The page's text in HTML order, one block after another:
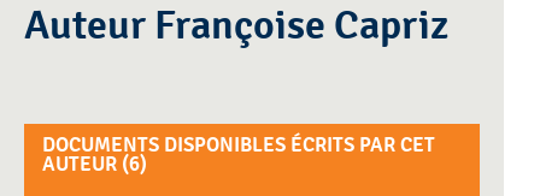
Auteur Françoise Capriz
DOCUMENTS DISPONIBLES ÉCRITS PAR CET
AUTEUR (6)